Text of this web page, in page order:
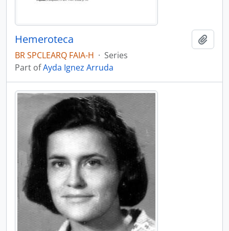
Hemeroteca
BR SPCLEARQ FAIA-H · Series
Part ofAyda Ignez Arruda